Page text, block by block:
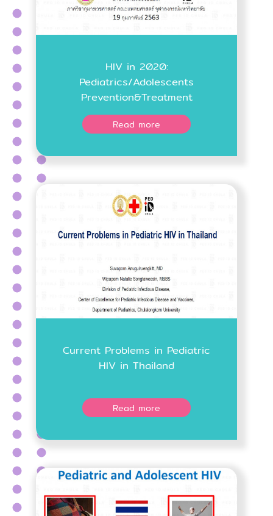
HIV in 2020:
Pediatrics/Adolescents
Prevention&Treatment
Read more
Current Problems in Pediatric
HIV in Thailand
Read more